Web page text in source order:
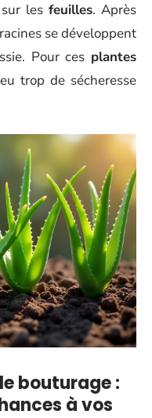
les feuilles. Après
se développent
Pour ces plantes
trop de sécheresse
bouturage :
à vos